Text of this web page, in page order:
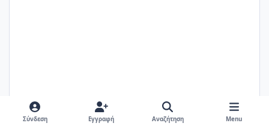
Σύνδεση Εγγραφή Αναζήτηση Menu